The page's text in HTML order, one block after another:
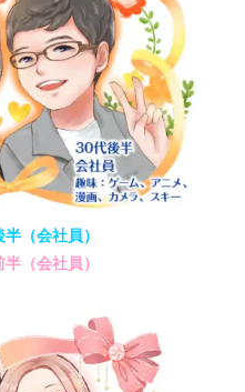
半（会社員）
半（会社員）